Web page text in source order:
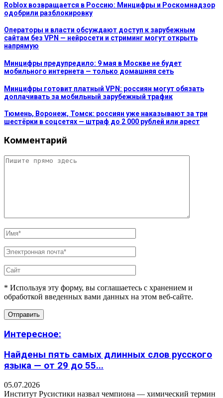
Roblox возвращается в Россию: Минцифры и Роскомнадзор
одобрили разблокировку
Операторы и власти обсуждают доступ к зарубежным
сайтам без VPN — нейросети и стриминг могут открыть
напрямую
Минцифры предупредило: 9 мая в Москве не будет
мобильного интернета — только домашняя сеть
Минцифры готовит платный VPN: россиян могут обязать
доплачивать за мобильный зарубежный трафик
Тюмень, Воронеж, Томск: россиян уже наказывают за три
шестёрки в соцсетях — штраф до 2 000 рублей или арест
Комментарий
* Используя эту форму, вы соглашаетесь с хранением и
обработкой введенных вами данных на этом веб-сайте.
Интересное:
Найдены пять самых длинных слов русского
языка — от 29 до 55...
05.07.2026
Институт Русистики назвал чемпиона — химический термин